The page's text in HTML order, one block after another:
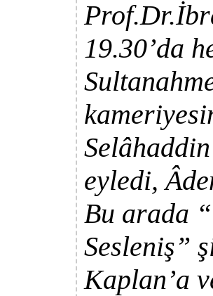
19.30’da
eyledi,
Bu arada
Sesleniş”
Kaplan’a